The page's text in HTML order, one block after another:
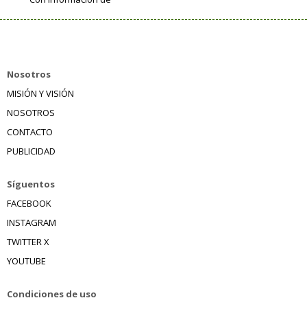
Nosotros
MISIÓN Y VISIÓN
NOSOTROS
CONTACTO
PUBLICIDAD
Síguentos
FACEBOOK
INSTAGRAM
TWITTER X
YOUTUBE
Condiciones de uso